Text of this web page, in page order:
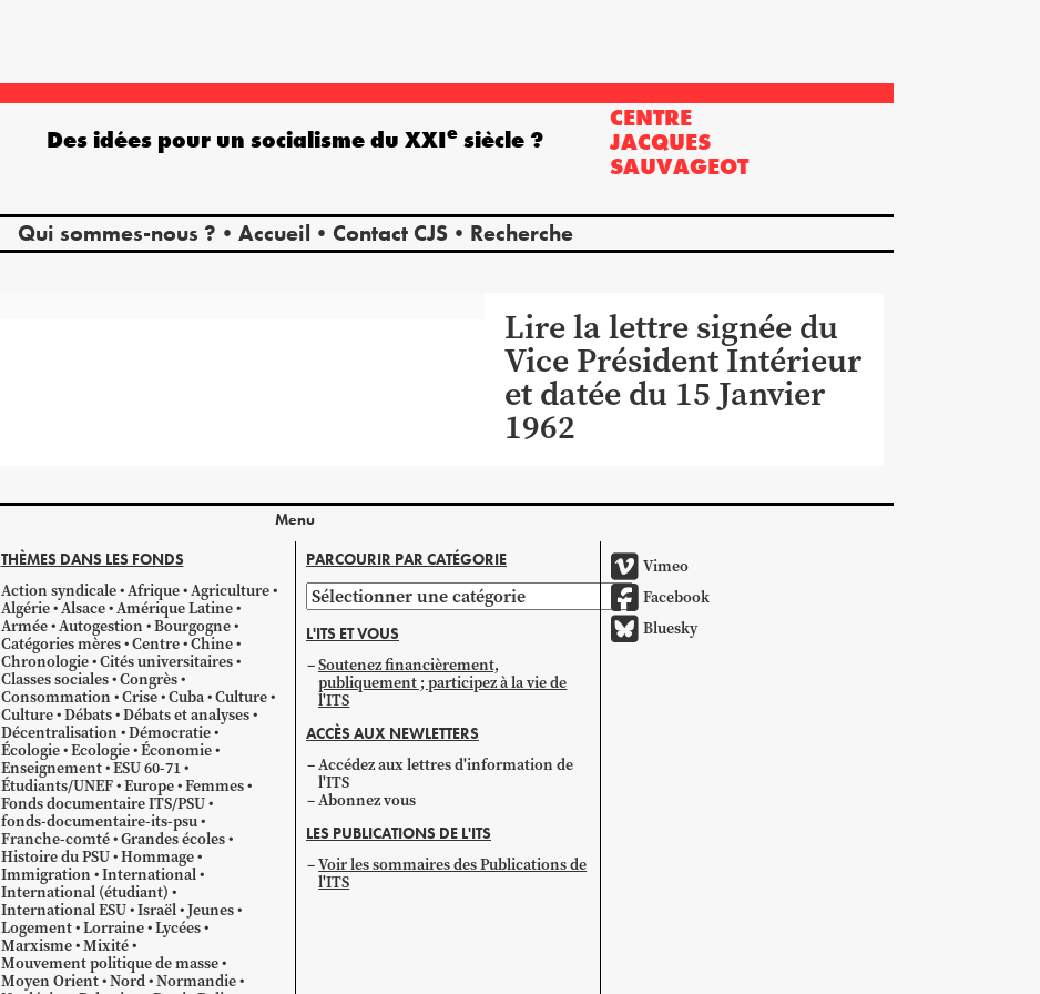
CENTRE
JACQUES
SAUVAGEOT
Qui sommes-nous ? Accueil Contact CJS Recherche
Des idées pour un socialisme du XXIe siècle ?
Lire la lettre signée du
Vice Président Intérieur
et datée du 15 Janvier
1962
Menu
THÈMES DANS LES FONDS
Action syndicale Afrique Agriculture
Algérie Alsace Amérique Latine
Armée Autogestion Bourgogne
Catégories mères Centre Chine
Chronologie Cités universitaires
Classes sociales Congrès
Consommation Crise Cuba Culture
Culture Débats Débats et analyses
Décentralisation Démocratie
Écologie Ecologie Économie
Enseignement ESU 60-71
Étudiants/UNEF Europe Femmes
Fonds documentaire ITS/PSU
fonds-documentaire-its-psu
Franche-comté Grandes écoles
Histoire du PSU Hommage
Immigration International
International (étudiant)
International ESU Israël Jeunes
Logement Lorraine Lycées
Marxisme Mixité
Mouvement politique de masse
Moyen Orient Nord Normandie
PARCOURIR PAR CATÉGORIE
Parcourir
par
catégorie
L'ITS ET VOUS
Soutenez financièrement,
publiquement ; participez à la vie de
l'ITS
ACCÈS AUX NEWLETTERS
Accédez aux lettres d'information de
l'ITS
Abonnez vous
LES PUBLICATIONS DE L'ITS
Voir les sommaires des Publications de
l'ITS
Vimeo
Facebook
Bluesky